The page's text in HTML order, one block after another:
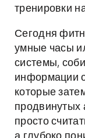
тренировки
Сегодня
умные часы
системы,
информации
которые
продвинутых
просто